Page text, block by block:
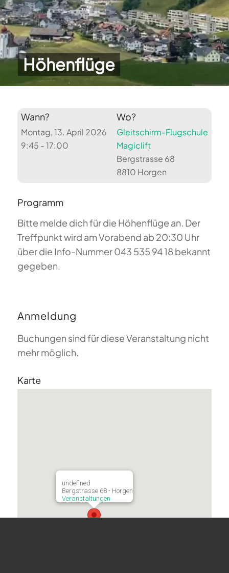
Höhenflüge
Wann?
Montag, 13. April 2026
9:45 - 17:00
Wo?
Gleitschirm-Flugschule
Magiclift
Bergstrasse 68
8810 Horgen
Programm
Bitte melde dich für die Höhenflüge an. Der
Treffpunkt wird am Vorabend ab 20:30 Uhr
über die Info-Nummer 043 535 94 18 bekannt
gegeben.
Anmeldung
Buchungen sind für diese Veranstaltung nicht
mehr möglich.
Karte
undefined
Bergstrasse 68 - Horgen
Veranstaltungen